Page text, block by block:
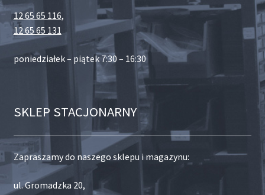
12 65 65 116,
12 65 65 131
poniedziałek – piątek 7:30 – 16:30
SKLEP STACJONARNY
Zapraszamy do naszego sklepu i magazynu:
ul. Gromadzka 20,